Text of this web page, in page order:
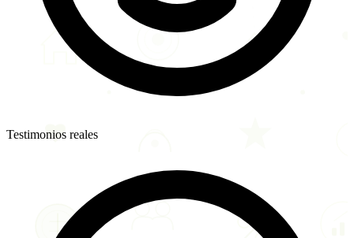
Testimonios reales